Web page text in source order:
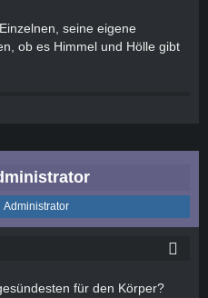
seine eigene
ob es Himmel und Hölle gibt
Administrator
für den Körper?